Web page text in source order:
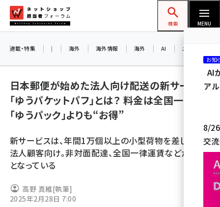
ン
ネットショップ担当者フォーラム
検索 MENU
amazon (2260)
楽天 (1878)
ecbeing (1213)
アスクル (1126)
base (1085)
連載・特集 | 海外 海外情報 海外 AI メタバース
日本郵便が始めた法人向け配送の新サービス
「ゆうパケットパフ」とは？ 料金は全国一律で
「ゆうパック」よりも“お得”
新サービスは、年間1万個以上の小型荷物を差し出す
法人顧客向け。非対面配達、全国一律運賃などが特長
となっている
高野 真維[執筆]
2025年2月28日 7:00
お知
AI
ア
8/26
交